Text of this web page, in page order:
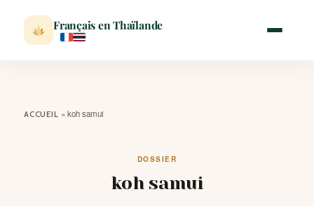
Français en Thaïlande
ACCUEIL » koh samui
DOSSIER
koh samui